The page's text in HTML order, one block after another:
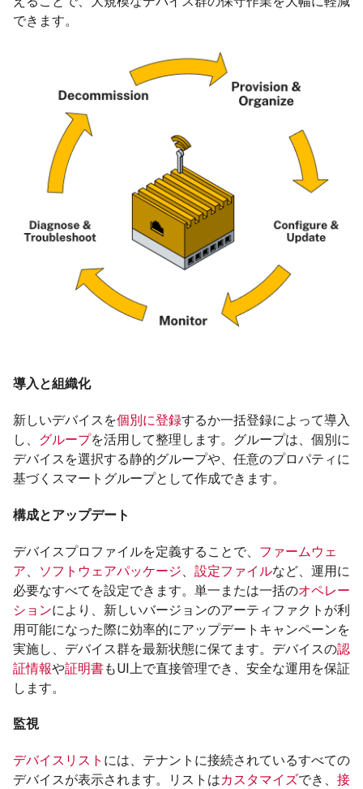
できます。
導入と組織化
新しいデバイスを個別に登録するか一括登録によって導入
し、 グループを活用して整理します。グループは、個別に
デバイスを選択する静的グループや、任意のプロパティに
基づくスマートグループとして作成できます。
構成とアップデート
デバイスプロファイルを定義することで、 ファームウェ
ア
ソフトウェアパッケージ 設定ファイルなど、運用に
必要なすべてを設定できます。単一または一括のオペレー
ションにより、新しいバージョンのアーティファクトが利
用可能になった際に効率的にアップデートキャンペーンを
実施し、デバイス群を最新状態に保てます。デバイスの認
証情報や証明書もUI上で直接管理でき、安全な運用を保証
します。
監視
デバイスリスト には、テナントに接続されているすべての
デバイスが表示されます。リストはカスタマイズでき、 接